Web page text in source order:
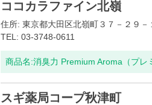
ココカラファイン北嶺
住所: 東京都大田区北嶺町３７－２９－
TEL: 03-3748-0611
商品名:消臭力 Premium Aroma（プレ
スギ薬局コープ秋津町